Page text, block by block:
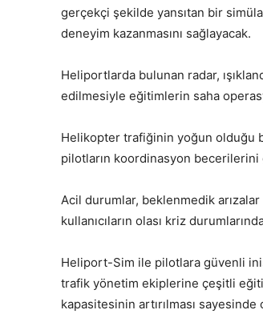
gerçekçi şekilde yansıtan bir
deneyim kazanmasını sağlayacak.
Heliportlarda bulunan radar,
edilmesiyle eğitimlerin saha
Helikopter trafiğinin yoğun olduğu
pilotların koordinasyon becerilerini
Acil durumlar, beklenmedik
kullanıcıların olası kriz
Heliport-Sim ile pilotlara güvenli
trafik yönetim ekiplerine çeşitli
kapasitesinin artırılması